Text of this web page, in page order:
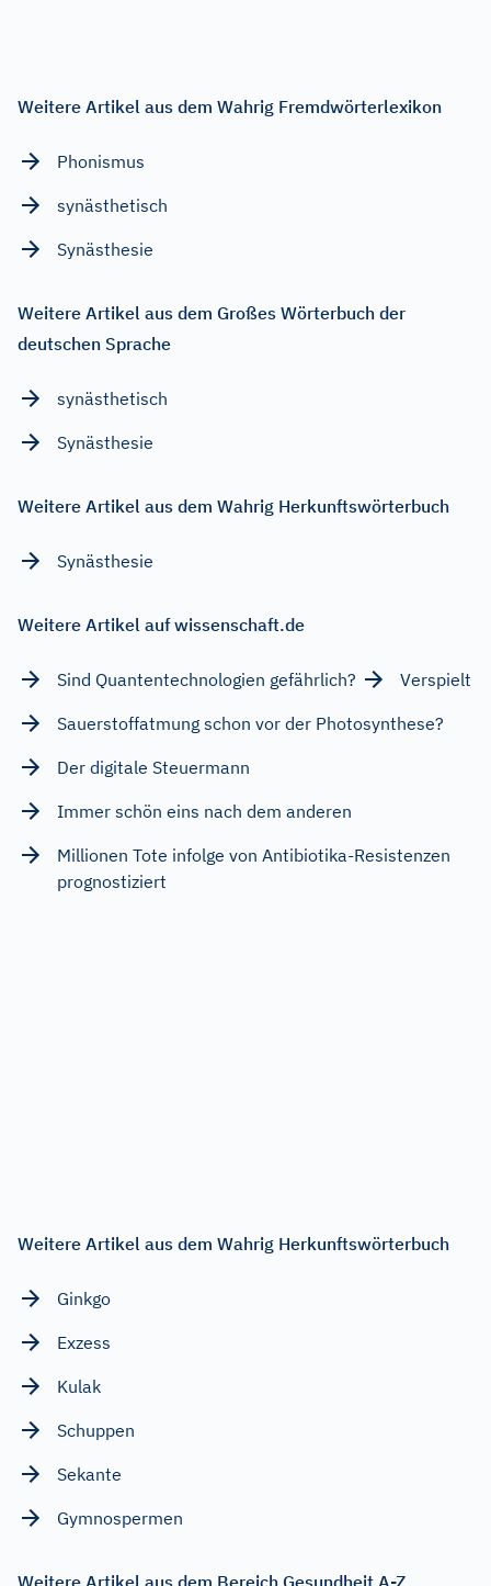
Weitere Artikel aus dem Wahrig Fremdwörterlexikon
Phonismus
synästhetisch
Synästhesie
Weitere Artikel aus dem Großes Wörterbuch der
deutschen Sprache
synästhetisch
Synästhesie
Weitere Artikel aus dem Wahrig Herkunftswörterbuch
Synästhesie
Weitere Artikel auf wissenschaft.de
Sind Quantentechnologien gefährlich?
Verspielt
Sauerstoffatmung schon vor der Photosynthese?
Der digitale Steuermann
Immer schön eins nach dem anderen
Millionen Tote infolge von Antibiotika-Resistenzen
prognostiziert
Weitere Artikel aus dem Wahrig Herkunftswörterbuch
Ginkgo
Exzess
Kulak
Schuppen
Sekante
Gymnospermen
Weitere Artikel aus dem Bereich Gesundheit A-Z